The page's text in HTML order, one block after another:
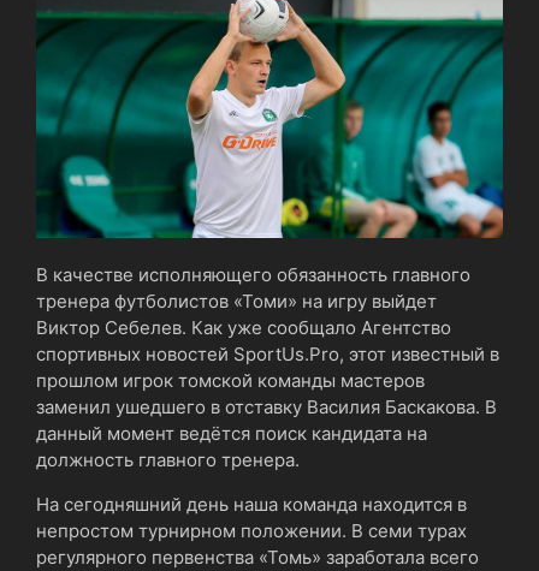
В качестве исполняющего обязанность главного
тренера футболистов «Томи» на игру выйдет
Виктор Себелев. Как уже сообщало Агентство
спортивных новостей SportUs.Рro, этот известный в
прошлом игрок томской команды мастеров
заменил ушедшего в отставку Василия Баскакова. В
данный момент ведётся поиск кандидата на
должность главного тренера.
На сегодняшний день наша команда находится в
непростом турнирном положении. В семи турах
регулярного первенства «Томь» заработала всего